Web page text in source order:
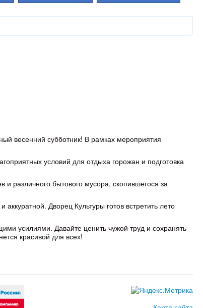
весенний субботник! В рамках мероприятия
условий для отдыха горожан и подготовка
и различного бытового мусора, скопившегося за
Дворец Культуры готов встретить лето
усилиями. Давайте ценить чужой труд и сохранять
красивой для всех!